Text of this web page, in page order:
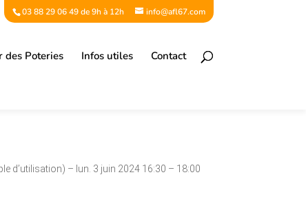
03 88 29 06 49 de 9h à 12h info@afl67.com
des Poteries Infos utiles Contact
d’utilisation) – lun. 3 juin 2024 16:30 – 18:00